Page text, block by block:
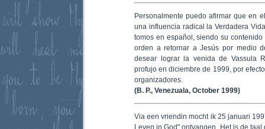
Personalmente puedo afirmar que en
una influencia radical la Verdadera
tomos en español, siendo su
orden a retornar a Jesús por medio
desear lograr la venida de Vassula
profujo en diciembre de 1999, por
organizadores.
(B. P., Venezuala, October 1999)
Via een vriendin mocht ik 25 januari